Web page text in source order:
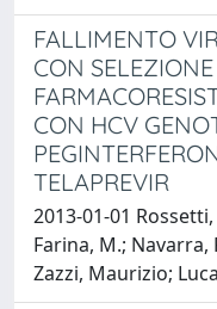
FALLIMENTO
CON
CON HCV
TELAPREVIR
2013-01-01
Farina, M.; Navarra,
Zazzi, Maurizio;